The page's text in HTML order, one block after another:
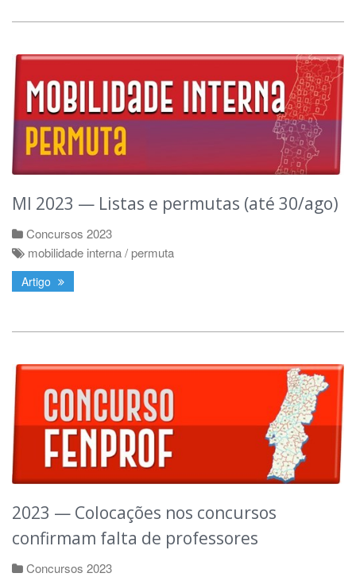
MI 2023 — Listas e permutas (até 30/ago)
Concursos 2023
mobilidade interna / permuta
Artigo
2023 — Colocações nos concursos
confirmam falta de professores
Concursos 2023